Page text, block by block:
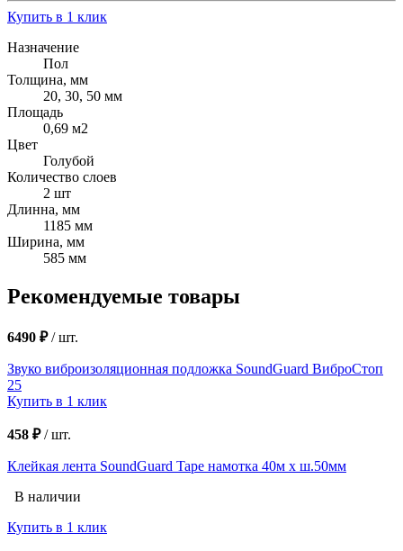
Купить в 1 клик
Назначение
Пол
Толщина, мм
20, 30, 50 мм
Площадь
0,69 м2
Цвет
Голубой
Количество слоев
2 шт
Длинна, мм
1185 мм
Ширина, мм
585 мм
Рекомендуемые товары
6490 ₽/шт.
Звуко виброизоляционная подложка SoundGuard ВиброСтоп
25
Купить в 1 клик
458 ₽/шт.
Клейкая лента SoundGuard Tape намотка 40м х ш.50мм
В наличии
Купить в 1 клик